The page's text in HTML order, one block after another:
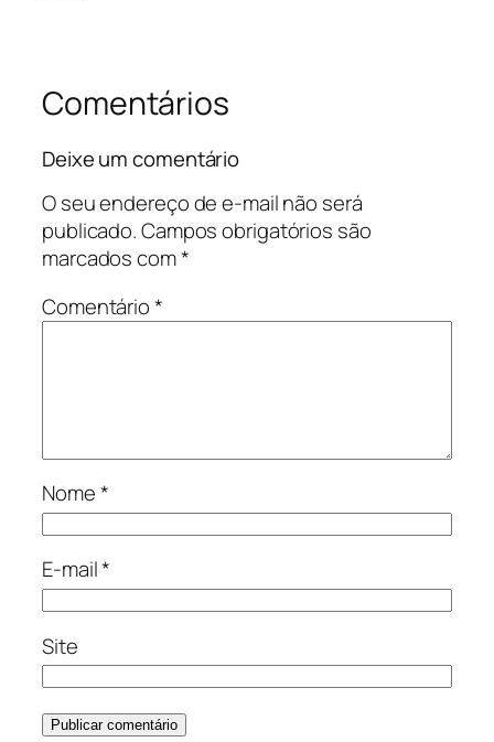
Comentários
Deixe um comentário
O seu endereço de e-mail não será
publicado.Campos obrigatórios são
marcados com*
Comentário*
Nome*
E-mail*
Site